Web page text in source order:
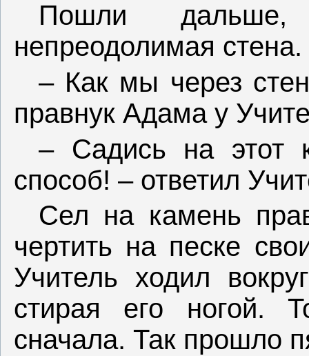
Пошли
непреодолимая стена.
– Как мы через
правнук Адама у
– Садись на этот
способ! – ответил
Сел на камень
чертить на песке
Учитель ходил
стирая его ногой.
сначала. Так прошло